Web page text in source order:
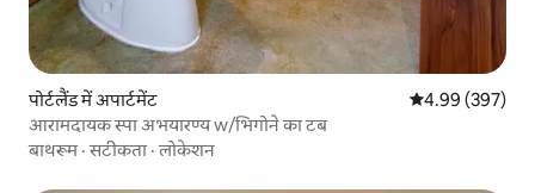
पोर्टलैंड में अपार्टमेंट औसत रेटिंग 5 में से
4.99 (397)
आरामदायक स्पा अभयारण्य w/भिगोने का टब
बाथरूम·सटीकता ·लोकेशन